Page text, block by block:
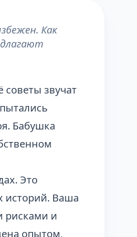
Как
советы звучат
Бабушка
Это
историй. Ваша
рисками и
опытом,